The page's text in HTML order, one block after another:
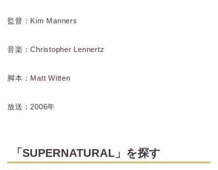
監督：Kim Manners
音楽：Christopher Lennertz
脚本：Matt Witten
放送：2006年
「SUPERNATURAL」を探す